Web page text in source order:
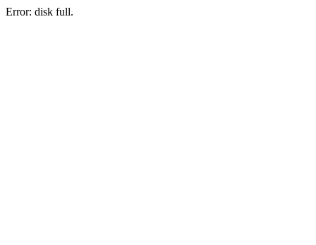
Error: disk full.